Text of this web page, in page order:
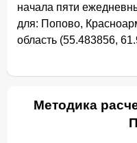
начала пяти
для: Попово,
область (55.483856,
Методика